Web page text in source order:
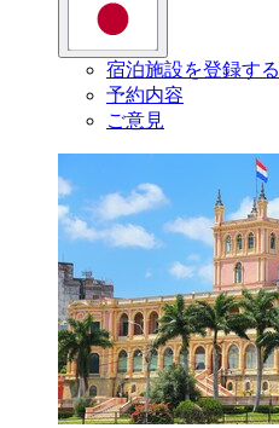
宿泊施設を登録する
予約内容
ご意見